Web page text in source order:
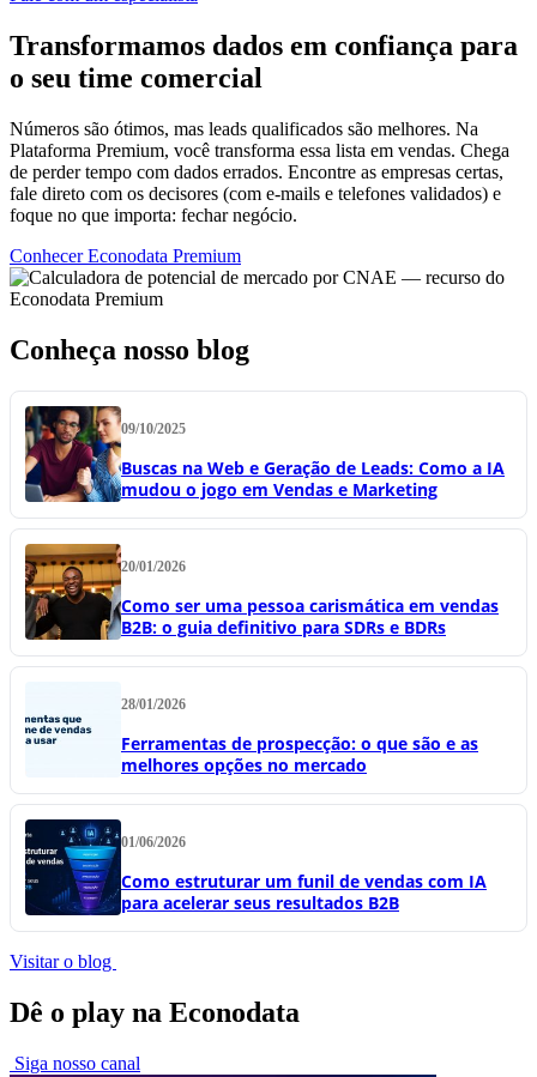
Transformamos dados em confiança para
o seu time comercial
Números são ótimos, mas leads qualificados são melhores. Na
Plataforma Premium, você transforma essa lista em vendas. Chega
de perder tempo com dados errados. Encontre as empresas certas,
fale direto com os decisores (com e-mails e telefones validados) e
foque no que importa: fechar negócio.
Conhecer Econodata Premium
Conheça nosso blog
09/10/2025
Buscas na Web e Geração de Leads: Como a IA
mudou o jogo em Vendas e Marketing
20/01/2026
Como ser uma pessoa carismática em vendas
B2B: o guia definitivo para SDRs e BDRs
28/01/2026
Ferramentas de prospecção: o que são e as
melhores opções no mercado
01/06/2026
Como estruturar um funil de vendas com IA
para acelerar seus resultados B2B
Visitar o blog
Dê o play na Econodata
Siga nosso canal